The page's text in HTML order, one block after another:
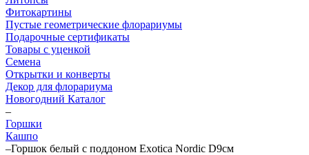
Фитокартины
Пустые геометрические флорариумы
Подарочные сертификаты
Товары с уценкой
Семена
Открытки и конверты
Декор для флорариума
Новогодний Каталог
–
Горшки
Кашпо
–Горшок белый с поддоном Exotica Nordic D9см